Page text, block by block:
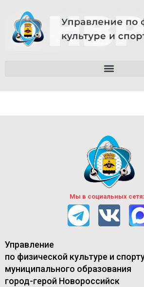
Мы в социальных
Управление
по физической культуре и
муниципального образования
город-герой Новороссийск